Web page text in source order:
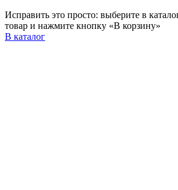
Исправить это просто: выберите в
товар и нажмите кнопку «В корзину»
В каталог